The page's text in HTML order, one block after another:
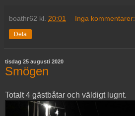
boathr62 kl. 20:01 Inga kommentarer:
Dela
tisdag 25 augusti 2020
Smögen
Totalt 4 gästbåtar och väldigt lugnt.